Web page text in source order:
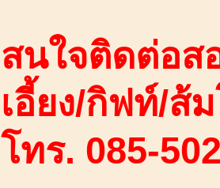
สนใจติดต่อส
เอี้ยง/กิฟท์/ส้
โทร. 085-